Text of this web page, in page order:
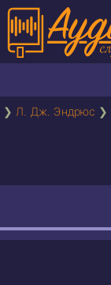
❯ Л. Дж. Эндрюс ❯